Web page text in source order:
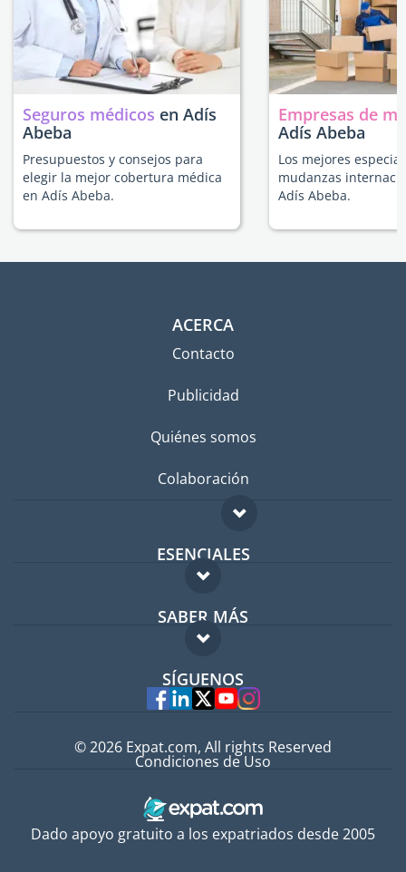
Seguros médicos en Adís
Abeba
Presupuestos y consejos para
elegir la mejor cobertura médica
en Adís Abeba.
Empresas de
Adís Abeba
Los mejores
mudanzas
Adís Abeba.
ACERCA
Contacto
Publicidad
Quiénes somos
Colaboración
ESENCIALES
Foro para expatriados
Guía para expatriados
Trabajos en el extranjero
SABER MÁS
FAQ
Expertos
SÍGUENOS
Dado apoyo gratuito a los expatriados desde 2005
© 2026 Expat.com, All rights Reserved
Condiciones de Uso